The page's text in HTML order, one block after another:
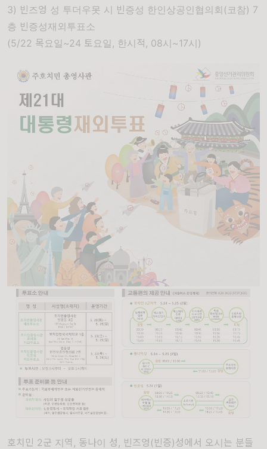
3) 빈즈엉 성 투더우못 시 빈증성 한인상공인협의회(코참) 7
층 빈증성재외투표소
(5/22 목요일~24 토요일, 한시적, 08시~17시)
호치민 2군 지역, 동나이 성, 빈즈엉(빈증)성에서 오시는 분들